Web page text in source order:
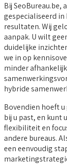
Bij SeoBureau.be,
gespecialiseerd in
resultaten. Wij
aanpak. U wilt
duidelijke
we in op
minder
hybride
Bovendien hoeft
bij u past, en kunt
flexibiliteit en
andere bureaus.
een eenvoudig